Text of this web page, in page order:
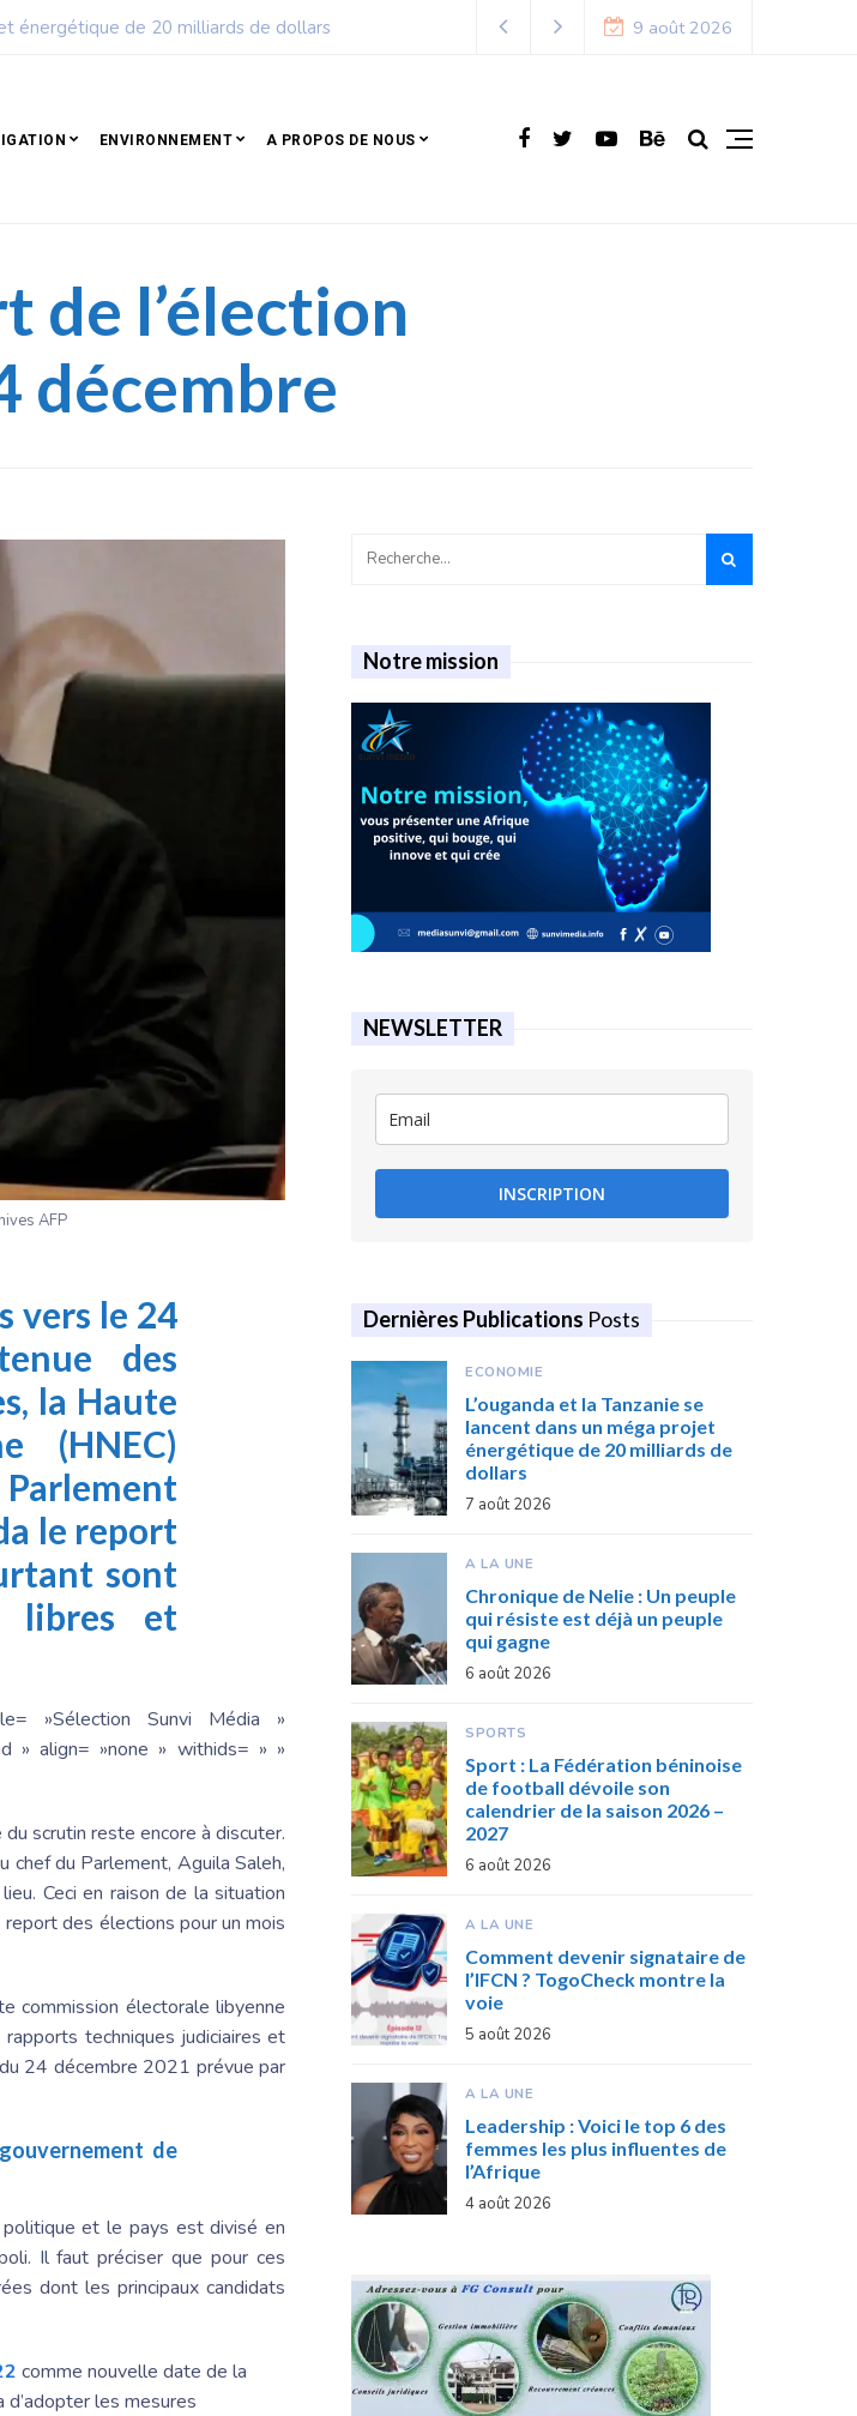
qui gagne 9 août 2026
ENVIRONNEMENT A PROPOS DE NOUS
de l’élection
décembre
AFP
vers le 24
des
la Haute
(HNEC)
le report
sont
libres et
»Sélection Sunvi Média »
» align= »none » withids= » »
scrutin reste encore à discuter.
chef du Parlement, Aguila Saleh,
Ceci en raison de la situation
des élections pour un mois
commission électorale libyenne
techniques judiciaires et
24 décembre 2021 prévue par
de
et le pays est divisé en
Il faut préciser que pour ces
dont les principaux candidats
comme nouvelle date de la
les mesures
Notre mission
NEWSLETTER
INSCRIPTION
Dernières Publications Posts
ECONOMIE
L’ouganda et la Tanzanie se
lancent dans un méga projet
énergétique de 20 milliards de
dollars
7 août 2026
A LA UNE
Chronique de Nelie : Un peuple
qui résiste est déjà un peuple
qui gagne
6 août 2026
SPORTS
Sport : La Fédération béninoise
de football dévoile son
calendrier de la saison 2026 –
2027
6 août 2026
A LA UNE
Comment devenir signataire de
l’IFCN ? TogoCheck montre la
voie
5 août 2026
A LA UNE
Leadership : Voici le top 6 des
femmes les plus influentes de
l’Afrique
4 août 2026